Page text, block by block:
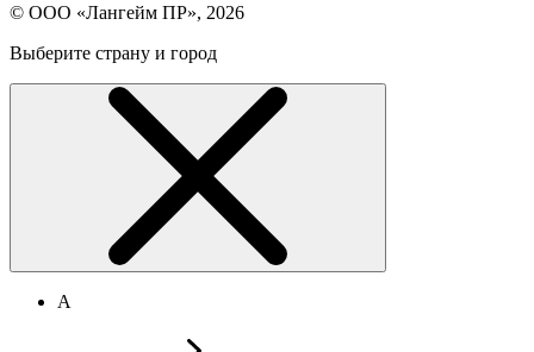
© ООО «Лангейм ПР», 2026
Выберите страну и город
А